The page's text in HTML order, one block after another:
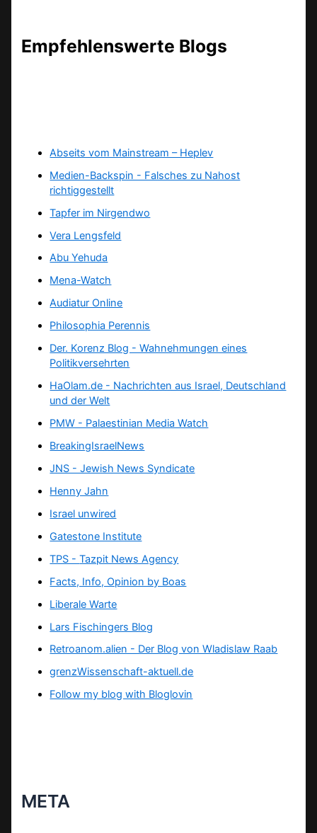
Empfehlenswerte Blogs
Abseits vom Mainstream – Heplev
Medien-Backspin - Falsches zu Nahost
richtiggestellt
Tapfer im Nirgendwo
Vera Lengsfeld
Abu Yehuda
Mena-Watch
Audiatur Online
Philosophia Perennis
Der. Korenz Blog - Wahnehmungen eines
Politikversehrten
HaOlam.de - Nachrichten aus Israel, Deutschland
und der Welt
PMW - Palaestinian Media Watch
BreakingIsraelNews
JNS - Jewish News Syndicate
Henny Jahn
Israel unwired
Gatestone Institute
TPS -Tazpit News Agency
Facts, Info, Opinion by Boas
Liberale Warte
Lars Fischingers Blog
Retroanom.alien - Der Blog von Wladislaw Raab
grenzWissenschaft-aktuell.de
Follow my blog with Bloglovin
META